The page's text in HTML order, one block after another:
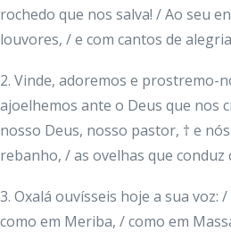
rochedo que nos salva! / Ao seu
louvores, / e com cantos de
2. Vinde, adoremos e prostremo-
ajoelhemos ante o Deus que nos
nosso Deus, nosso pastor, † e
rebanho, / as ovelhas que conduz
3. Oxalá ouvísseis hoje a sua voz:
como em Meriba, / como em